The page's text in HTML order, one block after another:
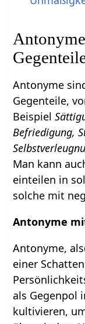
Antonyme
Gegenteile,
Beispiel
Befriedigung,
Man kann
einteilen in
solche mit
Antonyme
Antonyme,
einer
als Gegenpol
kultivieren,